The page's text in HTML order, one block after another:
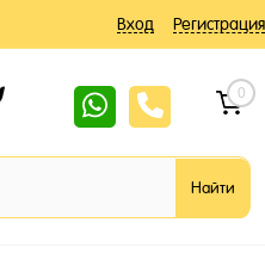
Вход Регистрация
0